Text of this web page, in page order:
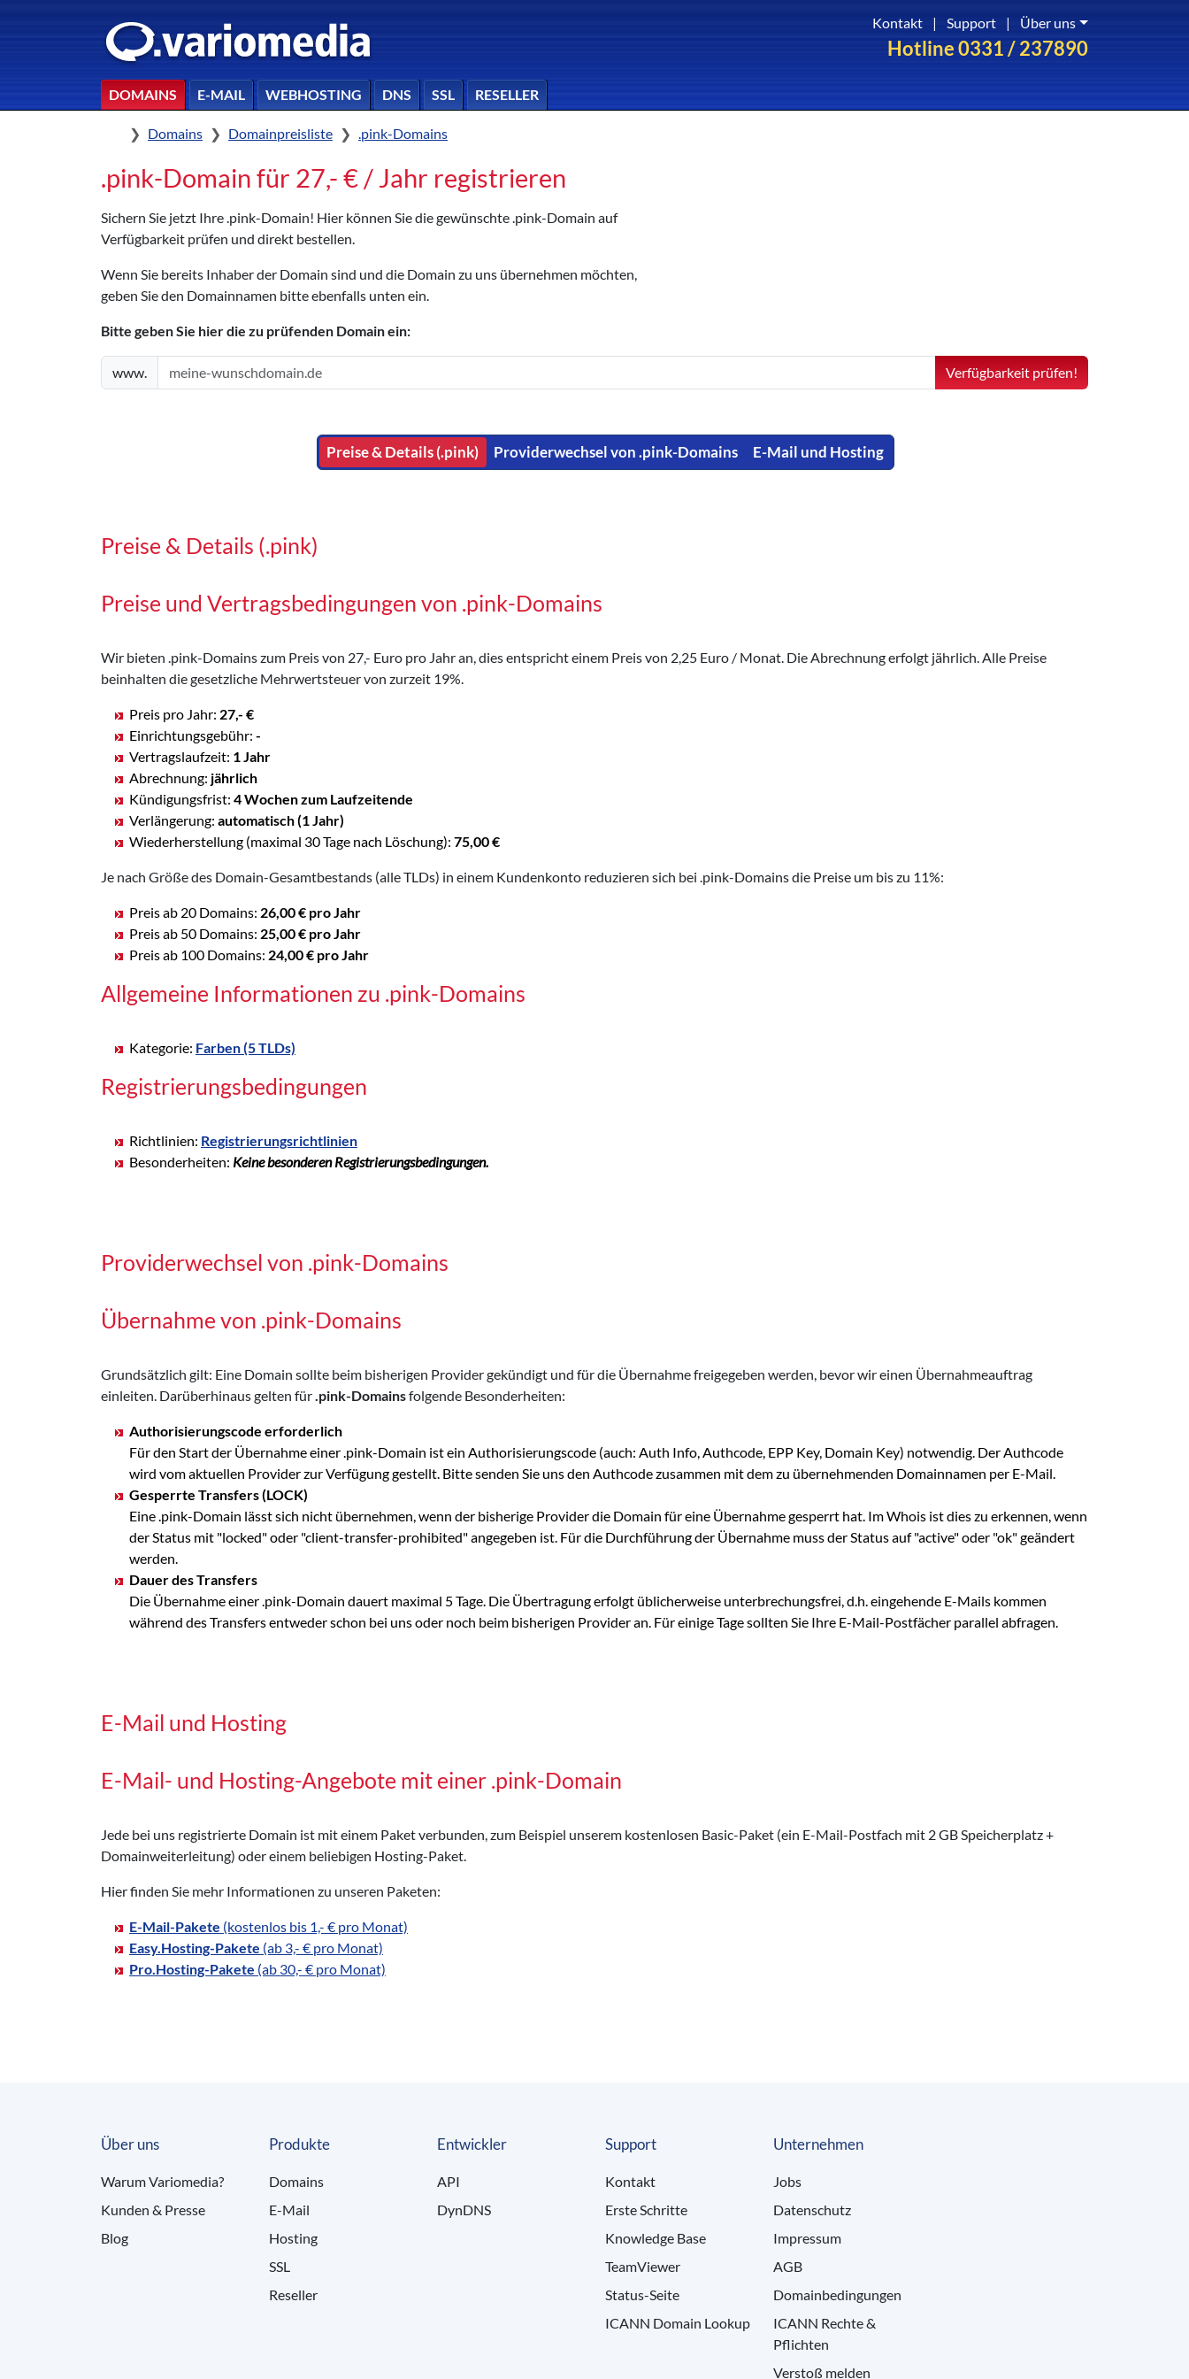
Hotline 0331 / 237890
Kontakt | Support | Über uns
DOMAINS E-MAIL WEBHOSTING DNS SSL RESELLER
HomeDomains Domainpreisliste .pink-Domains
.pink-Domain für 27,- € / Jahr registrieren
Sichern Sie jetzt Ihre .pink-Domain! Hier können Sie die gewünschte .pink-Domain auf
Verfügbarkeit prüfen und direkt bestellen.
Wenn Sie bereits Inhaber der Domain sind und die Domain zu uns übernehmen möchten,
geben Sie den Domainnamen bitte ebenfalls unten ein.
Bitte geben Sie hier die zu prüfenden Domain ein:
www. Verfügbarkeit prüfen!
Preise & Details (.pink) Providerwechsel von .pink-Domains E-Mail und Hosting
Preise & Details (.pink)
Preise und Vertragsbedingungen von .pink-Domains
Wir bieten .pink-Domains zum Preis von 27,- Euro pro Jahr an, dies entspricht einem Preis von 2,25 Euro / Monat. Die Abrechnung erfolgt jährlich. Alle Preise
beinhalten die gesetzliche Mehrwertsteuer von zurzeit 19%.
Preis pro Jahr: 27,- €
Einrichtungsgebühr: -
Vertragslaufzeit: 1 Jahr
Abrechnung: jährlich
Kündigungsfrist: 4 Wochen zum Laufzeitende
Verlängerung: automatisch (1 Jahr)
Wiederherstellung (maximal 30 Tage nach Löschung): 75,00 €
Je nach Größe des Domain-Gesamtbestands (alle TLDs) in einem Kundenkonto reduzieren sich bei .pink-Domains die Preise um bis zu 11%:
Preis ab 20 Domains: 26,00 € pro Jahr
Preis ab 50 Domains: 25,00 € pro Jahr
Preis ab 100 Domains: 24,00 € pro Jahr
Allgemeine Informationen zu .pink-Domains
Kategorie: Farben (5 TLDs)
Registrierungsbedingungen
Richtlinien: Registrierungsrichtlinien
Besonderheiten: Keine besonderen Registrierungsbedingungen.
Providerwechsel von .pink-Domains
Übernahme von .pink-Domains
Grundsätzlich gilt: Eine Domain sollte beim bisherigen Provider gekündigt und für die Übernahme freigegeben werden, bevor wir einen Übernahmeauftrag
einleiten. Darüberhinaus gelten für .pink-Domainsfolgende Besonderheiten:
Authorisierungscode erforderlich
Für den Start der Übernahme einer .pink-Domain ist ein Authorisierungscode (auch: Auth Info, Authcode, EPP Key, Domain Key) notwendig. Der Authcode
wird vom aktuellen Provider zur Verfügung gestellt. Bitte senden Sie uns den Authcode zusammen mit dem zu übernehmenden Domainnamen per E-Mail.
Gesperrte Transfers (LOCK)
Eine .pink-Domain lässt sich nicht übernehmen, wenn der bisherige Provider die Domain für eine Übernahme gesperrt hat. Im Whois ist dies zu erkennen, wenn
der Status mit "locked" oder "client-transfer-prohibited" angegeben ist. Für die Durchführung der Übernahme muss der Status auf "active" oder "ok" geändert
werden.
Dauer des Transfers
Die Übernahme einer .pink-Domain dauert maximal 5 Tage. Die Übertragung erfolgt üblicherweise unterbrechungsfrei, d.h. eingehende E-Mails kommen
während des Transfers entweder schon bei uns oder noch beim bisherigen Provider an. Für einige Tage sollten Sie Ihre E-Mail-Postfächer parallel abfragen.
E-Mail und Hosting
E-Mail- und Hosting-Angebote mit einer .pink-Domain
Jede bei uns registrierte Domain ist mit einem Paket verbunden, zum Beispiel unserem kostenlosen Basic-Paket (ein E-Mail-Postfach mit 2 GB Speicherplatz +
Domainweiterleitung) oder einem beliebigen Hosting-Paket.
Hier finden Sie mehr Informationen zu unseren Paketen:
E-Mail-Pakete (kostenlos bis 1,- € pro Monat)
Easy.Hosting-Pakete (ab 3,- € pro Monat)
Pro.Hosting-Pakete (ab 30,- € pro Monat)
Über uns
Warum Variomedia?
Kunden & Presse
Blog
Produkte
Domains
E-Mail
Hosting
SSL
Reseller
Entwickler
API
DynDNS
Support
Kontakt
Erste Schritte
Knowledge Base
TeamViewer
Status-Seite
ICANN Domain Lookup
Unternehmen
Jobs
Datenschutz
Impressum
AGB
Domainbedingungen
ICANN Rechte &
Pflichten
Verstoß melden